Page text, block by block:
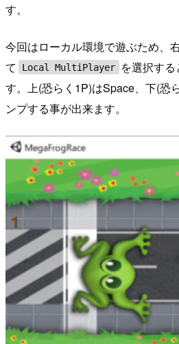
す。
今回はローカル環境で遊ぶため、
て
Local MultiPlayer
を選択す
す。上(恐らく1P)はSpace、下(恐
ンプする事が出来ます。